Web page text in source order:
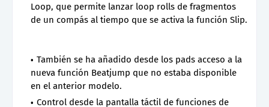
Loop, que permite lanzar loop rolls de fragmentos
de un compás al tiempo que se activa la función Slip.
También se ha añadido desde los pads acceso a la
nueva función Beatjump que no estaba disponible
en el anterior modelo.
Control desde la pantalla táctil de funciones de